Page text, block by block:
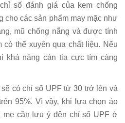
số đánh giá của kem chống
cho các sản phẩm may mặc như
mũ chống nắng và được tính
thể xuyên qua chất liệu. Nếu
khả năng cản tia cực tím càng
có chỉ số UPF từ 30 trở lên và
95%. Vì vậy, khi lựa chọn áo
mẹ cần lưu ý đên chỉ số UPF ở